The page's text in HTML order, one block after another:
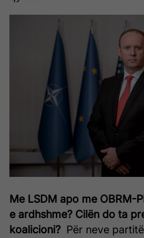
Me LSDM apo me OBRM-
e ardhshme? Cilën do ta
koalicioni? Për neve